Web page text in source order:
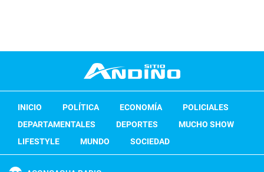
INICIO POLÍTICA ECONOMÍA
POLICIALES
DEPARTAMENTALES
DEPORTES
MUCHO SHOW
LIFESTYLE
MUNDO SOCIEDAD